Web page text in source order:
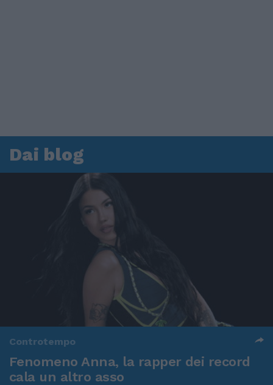
Dai blog
Controtempo
Fenomeno Anna, la rapper dei record
cala un altro asso